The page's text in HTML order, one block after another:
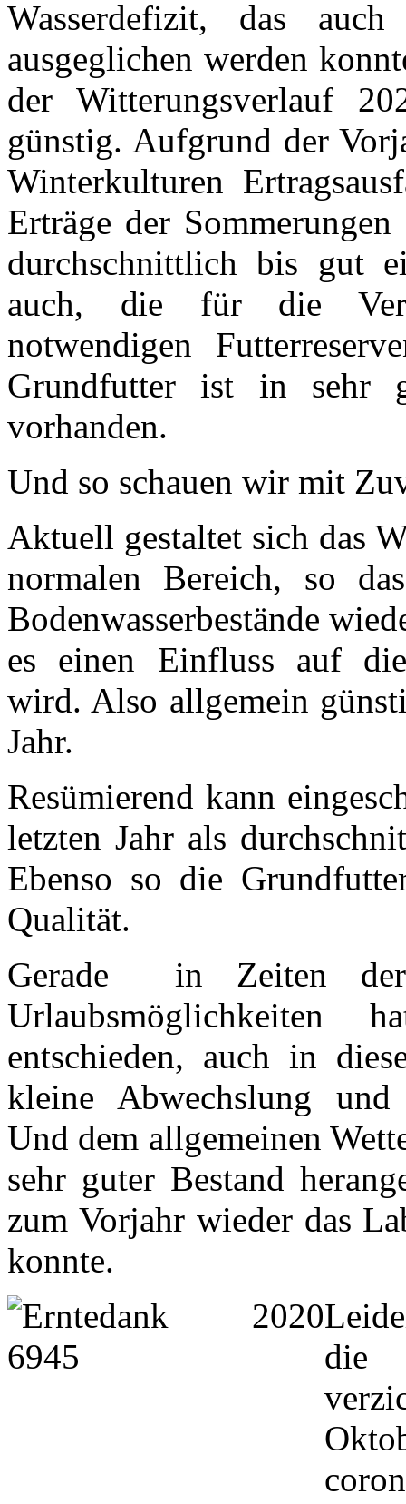
Wasserdefizit, das
ausgeglichen werden
der Witterungsverlauf
günstig. Aufgrund der
Winterkulturen
Erträge der
durchschnittlich bis gut
auch, die für die
notwendigen
Grundfutter ist in sehr
vorhanden.
Und so schauen wir mit
Aktuell gestaltet sich das
normalen Bereich, so
Bodenwasserbestände
es einen Einfluss auf
wird. Also allgemein
Jahr.
Resümierend kann
letzten Jahr als
Ebenso so die
Qualität.
Gerade in Zeiten der
Urlaubsmöglichkeiten
entschieden, auch in
kleine Abwechslung und
Und dem allgemeinen
sehr guter Bestand
zum Vorjahr wieder das
konnte.
die